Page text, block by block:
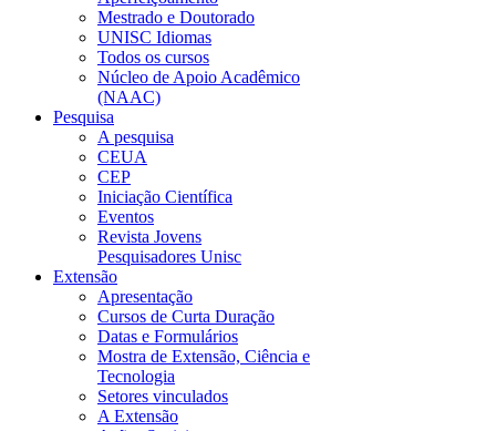
Mestrado e Doutorado
UNISC Idiomas
Todos os cursos
Núcleo de Apoio Acadêmico
(NAAC)
Pesquisa
A pesquisa
CEUA
CEP
Iniciação Científica
Eventos
Revista Jovens
Pesquisadores Unisc
Extensão
Apresentação
Cursos de Curta Duração
Datas e Formulários
Mostra de Extensão, Ciência e
Tecnologia
Setores vinculados
A Extensão